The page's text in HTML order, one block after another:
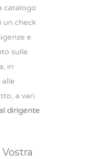
catalogo
un check
e
sulle
in
a vari
dirigente